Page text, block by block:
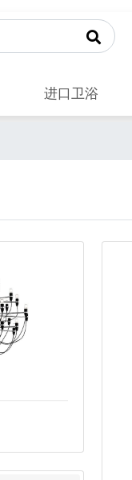
进口卫浴